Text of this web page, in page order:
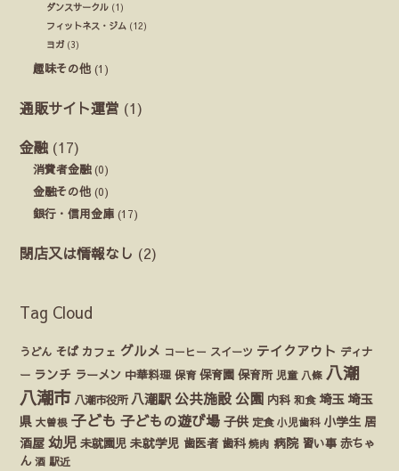
ダンスサークル (1)
フィットネス・ジム (12)
ヨガ (3)
趣味その他 (1)
通販サイト運営 (1)
金融 (17)
消費者金融(0)
金融その他 (0)
銀行・信用金庫 (17)
閉店又は情報なし (2)
Tag Cloud
うどん そば カフェ グルメ コーヒー スイーツ テイクアウト ディナ
ー ランチ ラーメン 中華料理 保育 保育園 保育所 児童 八條 八潮
八潮市 八潮市役所 八潮駅 公共施設 公園 内科 和食 埼玉 埼玉
県 大曽根 子ども 子どもの遊び場 子供 定食 小児歯科 小学生 居
酒屋 幼児 未就園児 未就学児 歯医者 歯科 焼肉 病院 習い事 赤ちゃ
ん 酒 駅近